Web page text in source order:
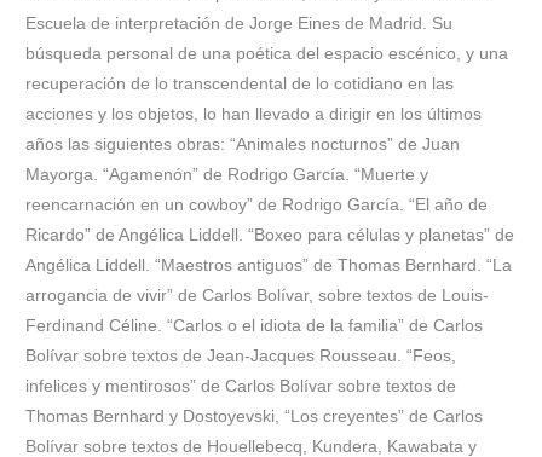
Escuela de interpretación de Jorge Eines de Madrid. Su
búsqueda personal de una poética del espacio escénico, y una
recuperación de lo transcendental de lo cotidiano en las
acciones y los objetos, lo han llevado a dirigir en los últimos
años las siguientes obras: “Animales nocturnos” de Juan
Mayorga. “Agamenón” de Rodrigo García. “Muerte y
reencarnación en un cowboy” de Rodrigo García. “El año de
Ricardo” de Angélica Liddell. “Boxeo para células y planetas” de
Angélica Liddell. “Maestros antiguos” de Thomas Bernhard. “La
arrogancia de vivir” de Carlos Bolívar, sobre textos de Louis-
Ferdinand Céline. “Carlos o el idiota de la familia” de Carlos
Bolívar sobre textos de Jean-Jacques Rousseau. “Feos,
infelices y mentirosos” de Carlos Bolívar sobre textos de
Thomas Bernhard y Dostoyevski, “Los creyentes” de Carlos
Bolívar sobre textos de Houellebecq, Kundera, Kawabata y